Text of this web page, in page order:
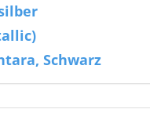
Schwarz